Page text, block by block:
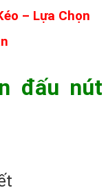
– Lựa Chọn
đấu nút